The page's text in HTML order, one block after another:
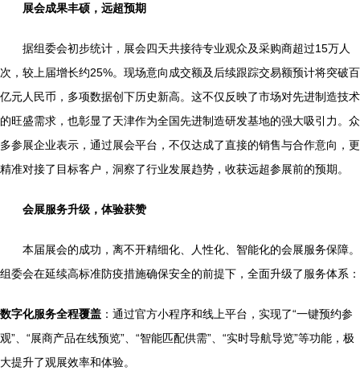
展会成果丰硕，远超预期
据组委会初步统计，展会四天共接待专业观众及采购商超过15万人
次，较上届增长约25%。现场意向成交额及后续跟踪交易额预计将突破百
亿元人民币，多项数据创下历史新高。这不仅反映了市场对先进制造技术
的旺盛需求，也彰显了天津作为全国先进制造研发基地的强大吸引力。众
多参展企业表示，通过展会平台，不仅达成了直接的销售与合作意向，更
精准对接了目标客户，洞察了行业发展趋势，收获远超参展前的预期。
会展服务升级，体验获赞
本届展会的成功，离不开精细化、人性化、智能化的会展服务保障。
组委会在延续高标准防疫措施确保安全的前提下，全面升级了服务体系：
数字化服务全程覆盖 ：通过官方小程序和线上平台，实现了“一键预约参
观”、“展商产品在线预览”、“智能匹配供需”、“实时导航导览”等功能，极
大提升了观展效率和体验。